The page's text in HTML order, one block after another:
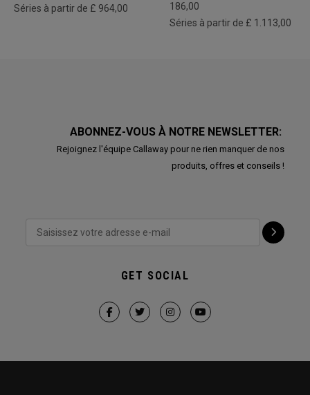
Séries à partir de £ 964,00
186,00
Séries à partir de £ 1.113,00
ABONNEZ-VOUS À NOTRE NEWSLETTER:
Rejoignez l'équipe Callaway pour ne rien manquer de nos
produits, offres et conseils !
GET SOCIAL